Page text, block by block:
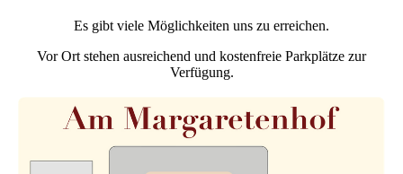
Es gibt viele Möglichkeiten uns zu erreichen.
Vor Ort stehen ausreichend und kostenfreie Parkplätze zur
Verfügung.